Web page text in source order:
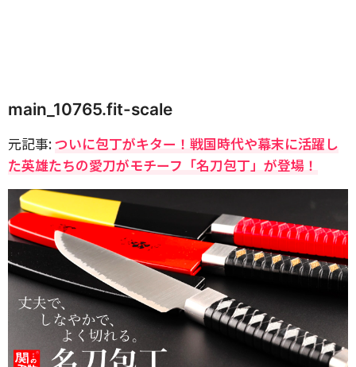
main_10765.fit-scale
元記事:ついに包丁がキター！戦国時代や幕末に活躍し
た英雄たちの愛刀がモチーフ「名刀包丁」が登場！